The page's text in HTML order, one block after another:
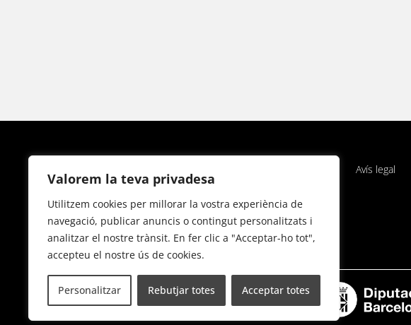
Valorem la teva privadesa
Utilitzem cookies per millorar la vostra experiència de
navegació, publicar anuncis o contingut personalitzats i
analitzar el nostre trànsit. En fer clic a "Acceptar-ho tot",
accepteu el nostre ús de cookies.
Personalitzar Rebutjar totes Acceptar totes
C/ Montalegre ,5-7 – 08001
Barcelona
Tel: 933 017 555 |933 020 634
Avís legal